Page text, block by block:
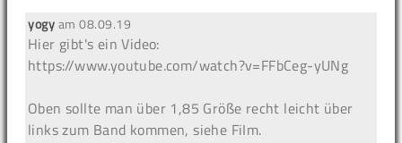
yogyam08.09.19
Hier gibt's ein Video:
https://www.youtube.com/watch?v=FFbCeg-yUNg
Oben sollte man über 1,85 Größe recht leicht über
links zum Band kommen, siehe FiIm.